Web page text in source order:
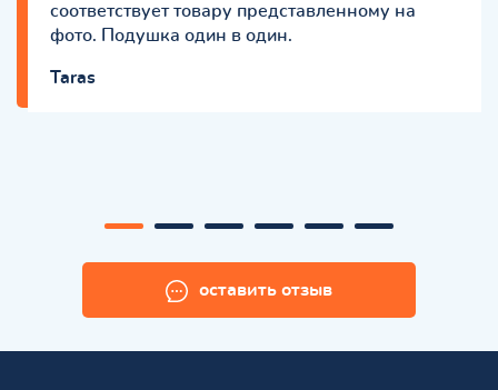
соответствует товару представленному на
фото. Подушка один в один.
Taras
оставить отзыв